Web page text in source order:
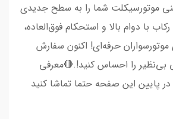
موتورسیکلت شما را به سطح جدیدی
با دوام بالا و استحکام فوق‌العاده،
موتورسواران حرفه‌ای! اکنون سفارش
بی‌نظیر را احساس کنید!.🔴معرفی
پایین این صفحه حتما تماشا کنید